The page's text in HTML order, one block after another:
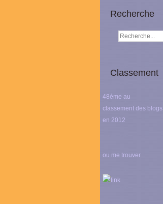
Recherche
Classement
48éme au
classement des blogs
en 2012
ou me trouver
link